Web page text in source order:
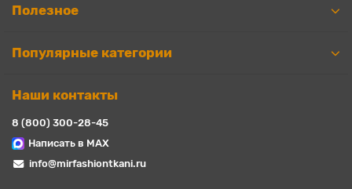
Полезное
Популярные категории
Наши контакты
8 (800) 300-28-45
Написать в MAX
info@mirfashiontkani.ru